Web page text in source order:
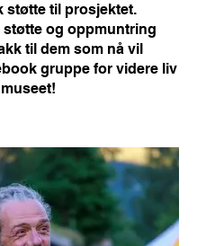
støtte til prosjektet.
støtte og oppmuntring
til dem som nå vil
gruppe for videre liv